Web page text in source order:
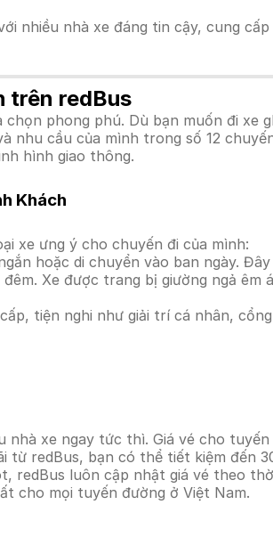
nhiều nhà xe đáng tin cậy, cung
trên redBus
phong phú. Dù bạn muốn đi xe
nhu cầu của mình trong số 12
hình giao thông.
Khách
xe ưng ý cho chuyến đi của mình:
hoặc di chuyển vào ban ngày.
Xe được trang bị giường ngả
tiện nghi như giải trí cá nhân,
nhà xe ngay tức thì. Giá vé cho
từ redBus, bạn có thể tiết kiệm đến
redBus luôn cập nhật giá vé theo
cho mọi tuyến đường ở Việt Nam.